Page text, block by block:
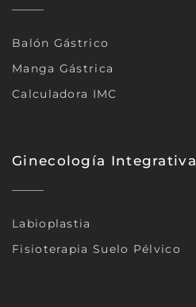
Balón Gástrico
Manga Gástrica
Calculadora IMC
Ginecología Integrativa
Labioplastia
Fisioterapia Suelo Pélvico